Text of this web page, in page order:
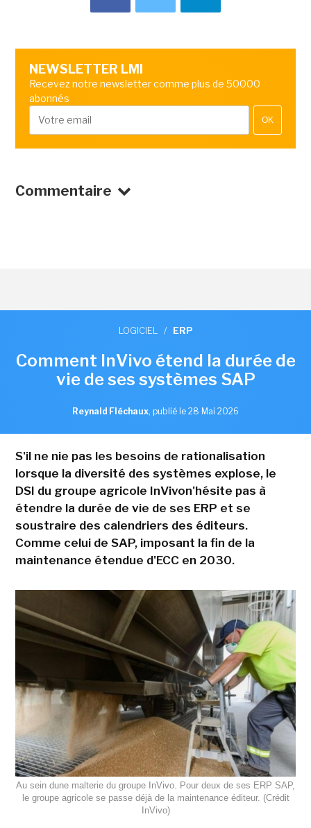
NEWSLETTER LMI
Recevez notre newsletter comme plus de 50000
abonnés
OK
Commentaire
LOGICIEL / ERP
Comment InVivo étend la durée de
vie de ses systèmes SAP
Reynald Fléchaux, publié le 28 Mai 2026
S'il ne nie pas les besoins de rationalisation
lorsque la diversité des systèmes explose, le
DSI du groupe agricole InVivon'hésite pas à
étendre la durée de vie de ses ERP et se
soustraire des calendriers des éditeurs.
Comme celui de SAP, imposant la fin de la
maintenance étendue d'ECC en 2030.
Au sein dune malterie du groupe InVivo. Pour deux de ses ERP SAP,
le groupe agricole se passe déjà de la maintenance éditeur. (Crédit
InVivo)